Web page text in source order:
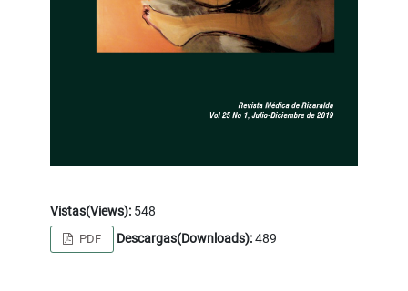
Vistas(Views): 548
PDF Descargas(Downloads):489